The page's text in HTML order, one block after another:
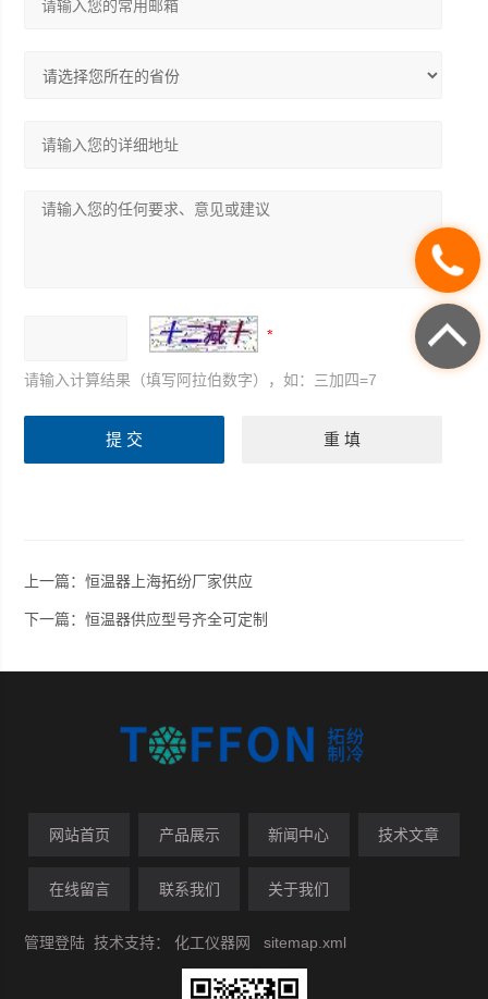
请输入计算结果（填写阿拉伯数字），如：三加四=7
上一篇：恒温器上海拓纷厂家供应
下一篇：恒温器供应型号齐全可定制
网站首页 产品展示 新闻中心 技术文章
在线留言 联系我们 关于我们
管理登陆 技术支持：化工仪器网 sitemap.xml